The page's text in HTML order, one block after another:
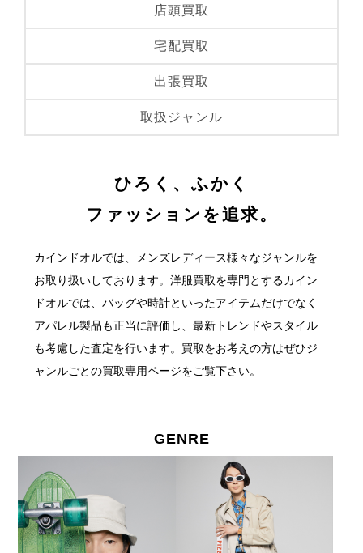
店頭買取
宅配買取
出張買取
取扱ジャンル
ひろく、ふかく
ファッションを追求。
カインドオルでは、メンズレディース様々なジャンルを
お取り扱いしております。洋服買取を専門とするカイン
ドオルでは、バッグや時計といったアイテムだけでなく
アパレル製品も正当に評価し、最新トレンドやスタイル
も考慮した査定を行います。 買取をお考えの方はぜひジ
ャンルごとの買取専用ページをご覧下さい。
GENRE 取扱ジャンルGENRE